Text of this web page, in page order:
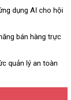
dụng AI cho hội
bán hàng trực
quản lý an toàn